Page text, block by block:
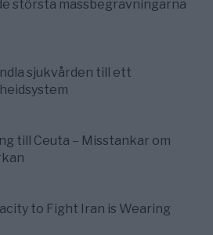
största massbegravningarna
sjukvården till ett
till Ceuta – Misstankar om
to Fight Iran is Wearing